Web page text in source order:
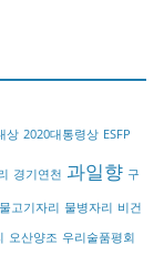
상 2020대통령상 ESFP
경기연천 과일향 구
물고기자리 물병자리 비건
오산양조 우리술품평회